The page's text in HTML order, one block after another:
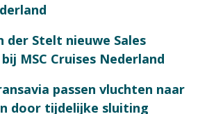
der Stelt nieuwe Sales
MSC Cruises Nederland
passen vluchten naar
door tijdelijke sluiting